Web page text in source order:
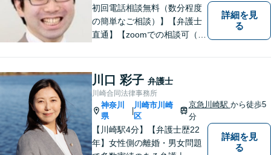
い。
初回電話相談無料（数分程度
の簡単なご相談）】【弁護士
直通】【zoomでの相談可（有
始相談可】市民に寄り添った
「街医者」のような弁護士
詳細を見
る
川口 彩子 弁護士
川崎合同法律事務所
神奈川
県
川崎市川崎
区
京急川崎駅 から徒歩5
分
【川崎駅4分】【弁護士歴22
年】女性側の離婚・男女問題
詳細を見
る